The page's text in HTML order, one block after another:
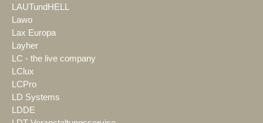
LAUTundHELL
Lawo
Lax Europa
Layher
LC - the live company
LClux
LCPro
LD Systems
LDDE